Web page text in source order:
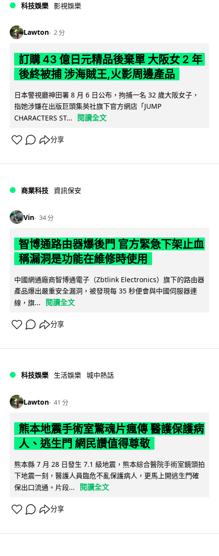
科技娛樂 影視娛樂
Lawton 2 分
訂購 43 億日元精品後棄單 大阪女 2 年
後終被捕 涉海賊王,火影周邊產品
日本警視廳神田署 8 月 6 日公布，拘捕一名 32 歲大阪女子，
指她涉嫌在出版巨頭集英社旗下官方網店「JUMP
CHARACTERS ST...
閱讀全文
分享
商業科技 資訊保安
Vin 34 分
智博通路由器爆後門 官方緊急下架止血
稱漏洞是功能在維修時使用
中國網通廠商智博通電子（Zbtlink Electronics）旗下的路由器
產品爆出嚴重安全漏洞，被發現每 35 秒便會與中國伺服器連
線，旗...
閱讀全文
分享
科技娛樂 生活娛樂 城中熱話
Lawton 41 分
熊本地震手術室驚魂片瘋傳 醫護保護病
人、逃生門 網民讚值得尊敬
熊本縣 7 月 28 日發生 7.1 級地震，熊本綜合醫院手術室鏡頭拍
下地震一刻，醫護人員臨危不亂保護病人，更馬上開逃生門確
保出口流通。片段...
閱讀全文
分享